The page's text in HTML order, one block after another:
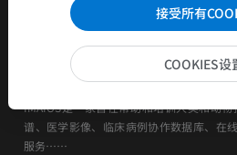
IMAIOS是一家旨在帮助和培训人类和动
谱、医学影像、临床病例协作数据库、在
服务……
接受所有
COOKIES设